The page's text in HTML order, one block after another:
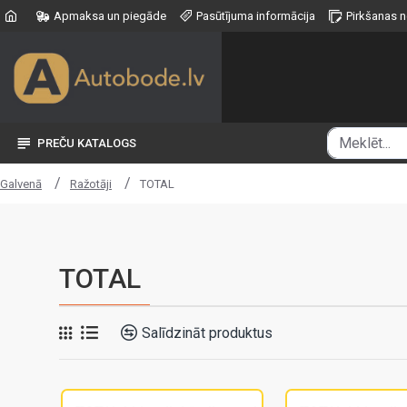
Apmaksa un piegāde Pasūtījuma informācija Pirkšanas
PREČU KATALOGS
Galvenā Ražotāji TOTAL
TOTAL
Salīdzināt produktus